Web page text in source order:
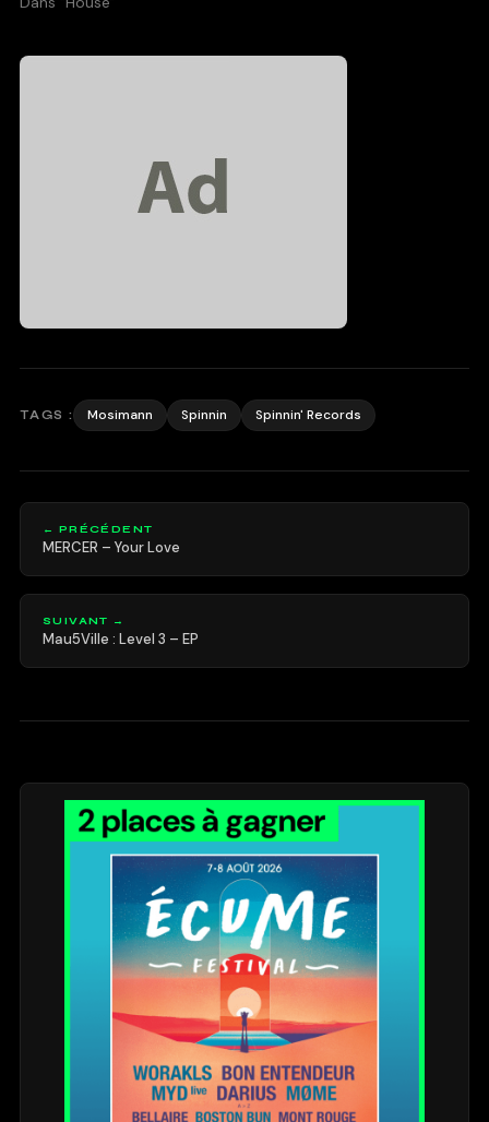
TAGS : Mosimann Spinnin Spinnin' Records
← PRÉCÉDENT
MERCER – Your Love
SUIVANT →
Mau5Ville : Level 3 – EP